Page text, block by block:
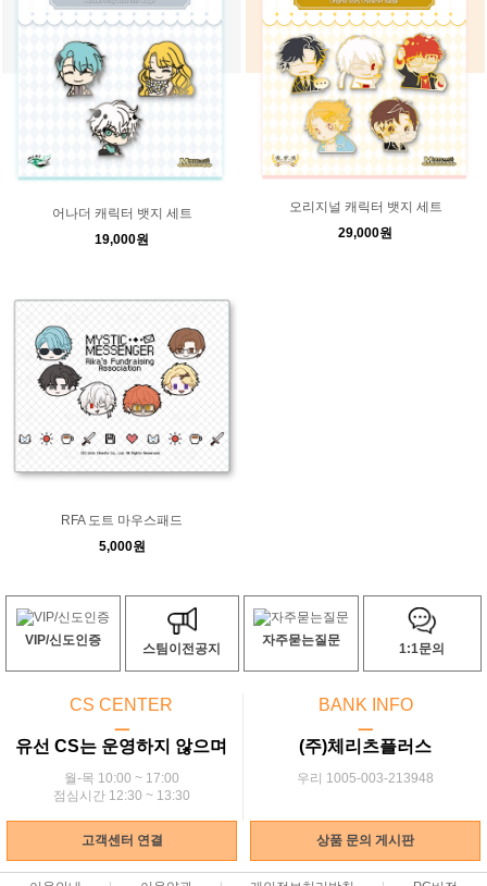
어나더 캐릭터 뱃지 세트
19,000원
오리지널 캐릭터 뱃지 세트
29,000원
RFA 도트 마우스패드
5,000원
VIP/신도인증
스팀이전공지
자주묻는질문
1:1문의
CS CENTER
ㅡ
유선 CS는 운영하지 않으며
월-목 10:00 ~ 17:00
점심시간 12:30 ~ 13:30
BANK INFO
ㅡ
(주)체리츠플러스
우리 1005-003-213948
고객센터 연결 상품 문의 게시판